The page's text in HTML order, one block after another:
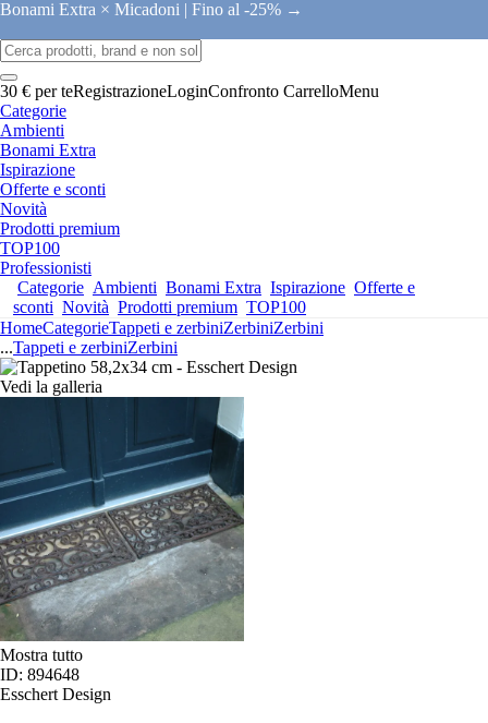
Bonami Extra × Micadoni | Fino al -25% →
30 € per teRegistrazioneLoginConfronto CarrelloMenu
Categorie
Ambienti
Bonami Extra
Ispirazione
Offerte e sconti
Novità
Prodotti premium
TOP100
Professionisti
Categorie Ambienti Bonami Extra Ispirazione Offerte e
sconti Novità Prodotti premium TOP100
HomeCategorieTappeti e zerbiniZerbiniZerbini
...Tappeti e zerbiniZerbini
Vedi la galleria
Mostra tutto
ID: 894648
Esschert Design